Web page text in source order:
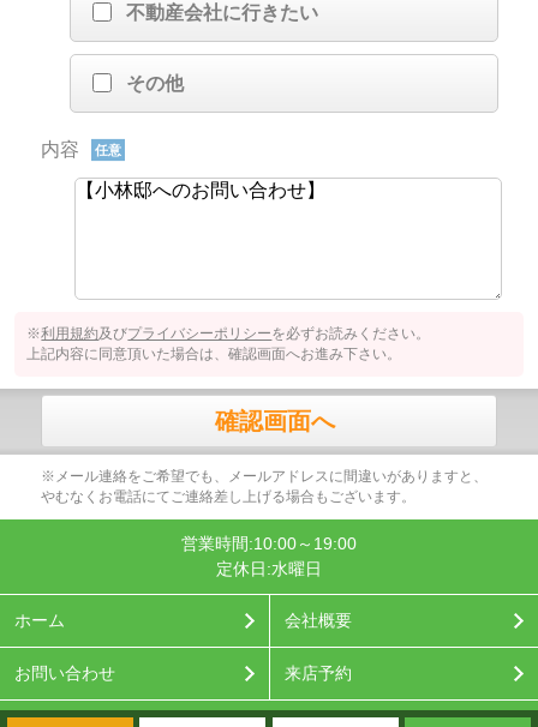
不動産会社に行きたい
その他
内容 任意
※利用規約及びプライバシーポリシーを必ずお読みください。
上記内容に同意頂いた場合は、確認画面へお進み下さい。
確認画面へ
※メール連絡をご希望でも、メールアドレスに間違いがありますと、
やむなくお電話にてご連絡差し上げる場合もございます。
営業時間:10:00～19:00
定休日:水曜日
ホーム 会社概要
お問い合わせ 来店予約